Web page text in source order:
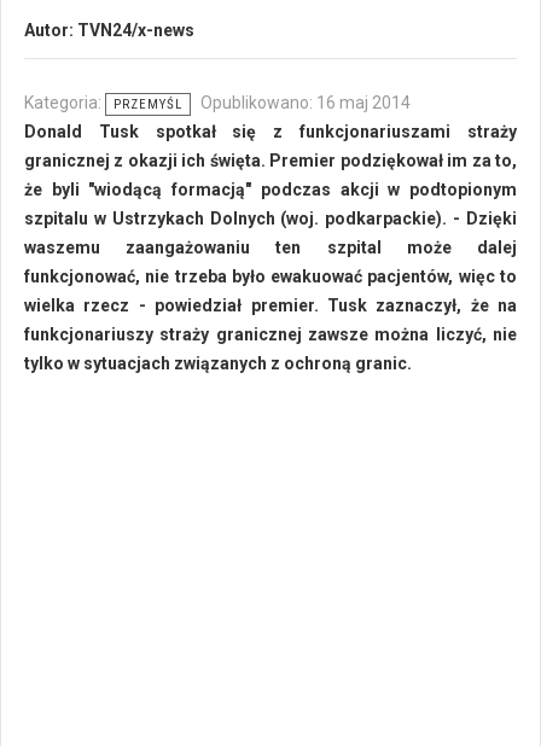
Autor: TVN24/x-news
Kategoria: PRZEMYŚL
Opublikowano: 16 maj 2014
Donald Tusk spotkał się z funkcjonariuszami straży
granicznej z okazji ich święta. Premier podziękował im za to,
że byli "wiodącą formacją" podczas akcji w podtopionym
szpitalu w Ustrzykach Dolnych (woj. podkarpackie). - Dzięki
waszemu zaangażowaniu ten szpital może dalej
funkcjonować, nie trzeba było ewakuować pacjentów, więc to
wielka rzecz - powiedział premier. Tusk zaznaczył, że na
funkcjonariuszy straży granicznej zawsze można liczyć, nie
tylko w sytuacjach związanych z ochroną granic.